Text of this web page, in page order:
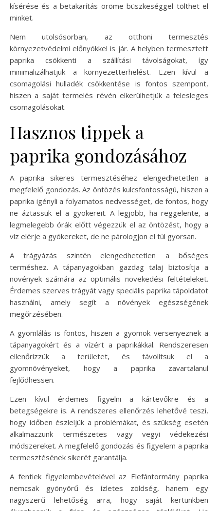
kísérése és a betakarítás öröme büszkeséggel tölthet el
minket.
Nem utolsósorban, az otthoni termesztés
környezetvédelmi előnyökkel is jár. A helyben termesztett
paprika csökkenti a szállítási távolságokat, így
minimalizálhatjuk a környezetterhelést. Ezen kívül a
csomagolási hulladék csökkentése is fontos szempont,
hiszen a saját termelés révén elkerülhetjük a felesleges
csomagolásokat.
Hasznos tippek a
paprika gondozásához
A paprika sikeres termesztéséhez elengedhetetlen a
megfelelő gondozás. Az öntözés kulcsfontosságú, hiszen a
paprika igényli a folyamatos nedvességet, de fontos, hogy
ne áztassuk el a gyökereit. A legjobb, ha reggelente, a
legmelegebb órák előtt végezzük el az öntözést, hogy a
víz elérje a gyökereket, de ne párologjon el túl gyorsan.
A trágyázás szintén elengedhetetlen a bőséges
terméshez. A tápanyagokban gazdag talaj biztosítja a
növények számára az optimális növekedési feltételeket.
Érdemes szerves trágyát vagy speciális paprika tápoldatot
használni, amely segít a növények egészségének
megőrzésében.
A gyomlálás is fontos, hiszen a gyomok versenyeznek a
tápanyagokért és a vízért a paprikákkal. Rendszeresen
ellenőrizzük a területet, és távolítsuk el a
gyomnövényeket, hogy a paprika zavartalanul
fejlődhessen.
Ezen kívül érdemes figyelni a kártevőkre és a
betegségekre is. A rendszeres ellenőrzés lehetővé teszi,
hogy időben észleljük a problémákat, és szükség esetén
alkalmazzunk természetes vagy vegyi védekezési
módszereket. A megfelelő gondozás és figyelem a paprika
termesztésének sikerét garantálja.
A fentiek figyelembevételével az Elefántormány paprika
nemcsak gyönyörű és ízletes zöldség, hanem egy
nagyszerű lehetőség arra, hogy saját kertünkben